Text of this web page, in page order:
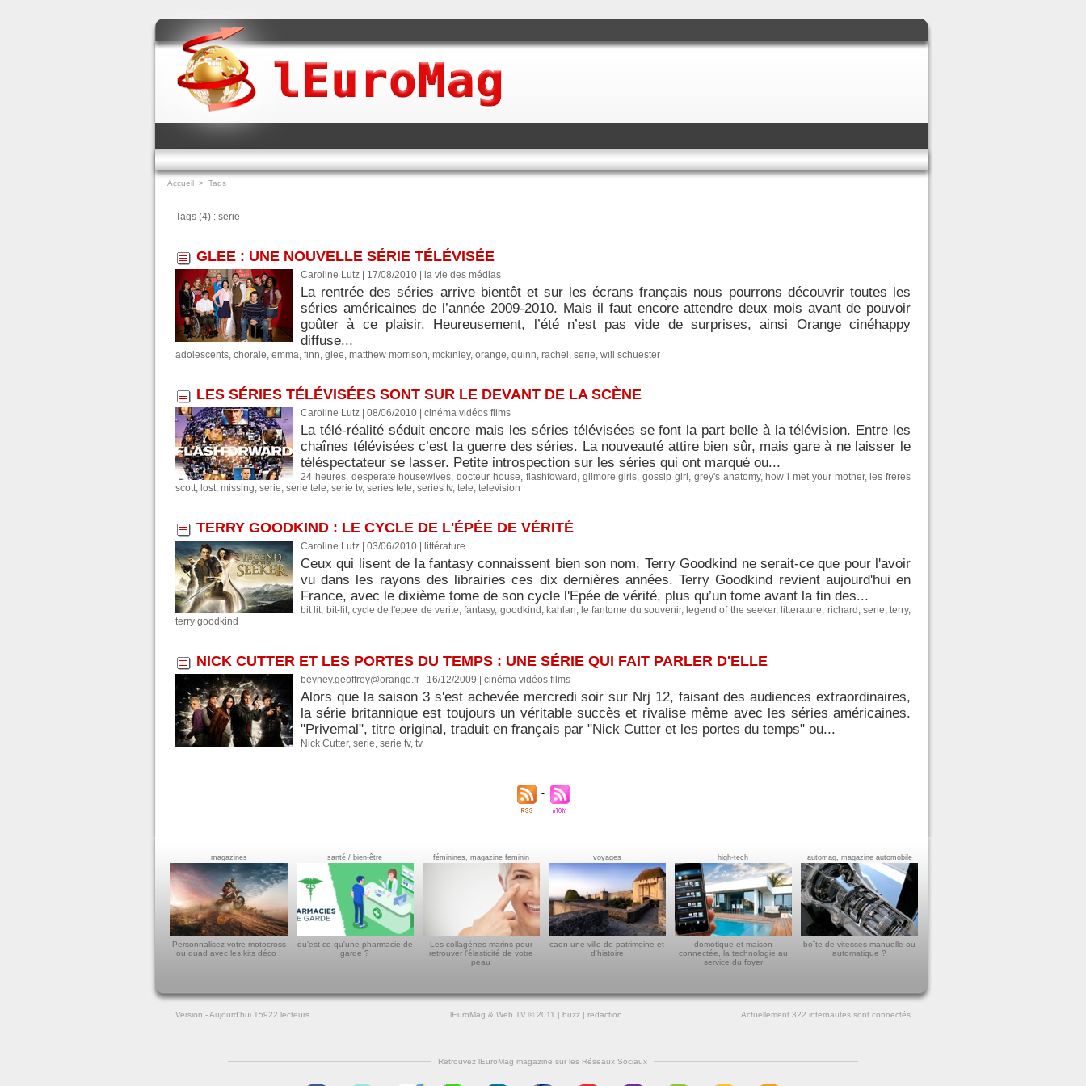
Accueil > Tags
Tags (4) : serie
GLEE : UNE NOUVELLE SÉRIE TÉLÉVISÉE
Caroline Lutz | 17/08/2010 la vie des médias
La rentrée des séries arrive bientôt et sur les écrans français nous pourrons découvrir toutes les
séries américaines de l’année 2009-2010. Mais il faut encore attendre deux mois avant de pouvoir
goûter à ce plaisir. Heureusement, l’été n’est pas vide de surprises, ainsi Orange cinéhappy
diffuse...
adolescents, chorale, emma, finn, glee, matthew morrison, mckinley, orange, quinn, rachel , serie, will schuester
LES SÉRIES TÉLÉVISÉES SONT SUR LE DEVANT DE LA SCÈNE
Caroline Lutz | 08/06/2010 cinéma vidéos films
La télé-réalité séduit encore mais les séries télévisées se font la part belle à la télévision. Entre les
chaînes télévisées c’est la guerre des séries. La nouveauté attire bien sûr, mais gare à ne laisser le
téléspectateur se lasser. Petite introspection sur les séries qui ont marqué ou...
24 heures, desperate housewives,docteur house, flashfoward , gilmore girls,gossip girl , grey's anatomy, how i met your mother, les freres
scott, lost, missing, serie, serie tele, serie tv, series tele, series tv, tele, television
TERRY GOODKIND : LE CYCLE DE L'ÉPÉE DE VÉRITÉ
Caroline Lutz | 03/06/2010 littérature
Ceux qui lisent de la fantasy connaissent bien son nom, Terry Goodkind ne serait-ce que pour l'avoir
vu dans les rayons des librairies ces dix dernières années. Terry Goodkind revient aujourd'hui en
France, avec le dixième tome de son cycle l'Epée de vérité, plus qu’un tome avant la fin des...
bit lit, bit-lit, cycle de l'epee de verite,fantasy, goodkind , kahlan, le fantome du souvenir, legend of the seeker, litterature, richard , serie,terry,
terry goodkind
NICK CUTTER ET LES PORTES DU TEMPS : UNE SÉRIE QUI FAIT PARLER D'ELLE
beyney.geoffrey@orange.fr | 16/12/2009 cinéma vidéos films
Alors que la saison 3 s'est achevée mercredi soir sur Nrj 12, faisant des audiences extraordinaires,
la série britannique est toujours un véritable succès et rivalise même avec les séries américaines.
"Privemal", titre original, traduit en français par "Nick Cutter et les portes du temps" ou...
Nick Cutter, serie, serie tv, tv
magazines
Personnalisez votre motocross
ou quad avec les kits déco !
santé / bien-être
qu'est-ce qu'une pharmacie de
garde ?
féminines, magazine feminin
Les collagènes marins pour
retrouver l'élasticité de votre
peau
voyages
caen une ville de patrimoine et
d'histoire
high-tech
domotique et maison
connectée, la technologie au
service du foyer
automag, magazine automobile
boîte de vitesses manuelle ou
automatique ?
Version - Aujourd'hui 15922 lecteurs lEuroMag & Web TV© 2011 | buzz| redaction Actuellement 322 internautes sont connectés
Retrouvez lEuroMag magazine sur les Réseaux Sociaux